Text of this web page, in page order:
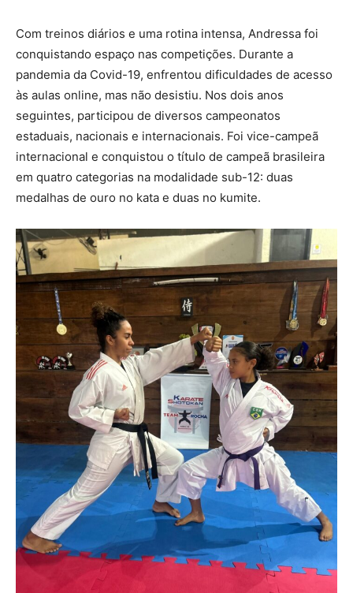
Com treinos diários e uma rotina intensa, Andressa foi
conquistando espaço nas competições. Durante a
pandemia da Covid-19, enfrentou dificuldades de acesso
às aulas online, mas não desistiu. Nos dois anos
seguintes, participou de diversos campeonatos
estaduais, nacionais e internacionais. Foi vice-campeã
internacional e conquistou o título de campeã brasileira
em quatro categorias na modalidade sub-12: duas
medalhas de ouro no kata e duas no kumite.